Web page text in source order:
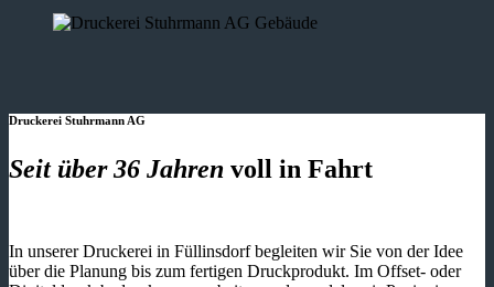
Druckerei Stuhrmann AG
Seit über 36 Jahren voll in Fahrt
In unserer Druckerei in Füllinsdorf begleiten wir Sie von der Idee
über die Planung bis zum fertigen Druckprodukt. Im Offset- oder